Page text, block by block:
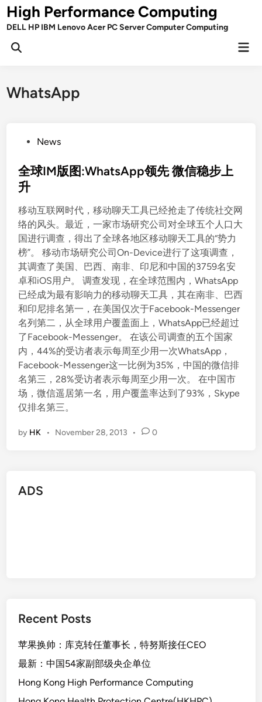
Skip
toHigh Performance Computing
DELL HP IBM Lenovo Acer PC Server Computer Computing
Open
WhatsApp
s
t
d
i
n
News
全球IM版图:WhatsApp领先 微信稳步上
升
移动互联网时代，移动聊天工具已经抢走了传统社交网
络的风头。最近，一家市场研究公司对全球五个人口大
国进行调查，得出了全球各地区移动聊天工具的“势力
榜”。 移动市场研究公司On-Device进行了这项调查，
其调查了美国、巴西、南非、印尼和中国的3759名安
卓和iOS用户。 调查发现，在全球范围内，WhatsApp
已经成为最有影响力的移动聊天工具，其在南非、巴西
和印尼排名第一，在美国仅次于Facebook-Messenger
名列第二，从全球用户覆盖面上，WhatsApp已经超过
了Facebook-Messenger。 在该公司调查的五个国家
内，44%的受访者表示每周至少用一次WhatsApp，
Facebook-Messenger这一比例为35%，中国的微信排
名第三，28%受访者表示每周至少用一次。 在中国市
场，微信遥居第一名，用户覆盖率达到了93%，Skype
仅排名第三。
by HK • November 28, 2013 • 0
ADS
Recent Posts
苹果换帅：库克转任董事长，特努斯接任CEO
最新：中国54家副部级央企单位
Hong Kong High Performance Computing